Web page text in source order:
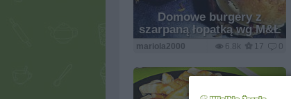
Domowe burgery z
szarpaną łopatką wg M&Ł
6.8k 17 0
mariola2000